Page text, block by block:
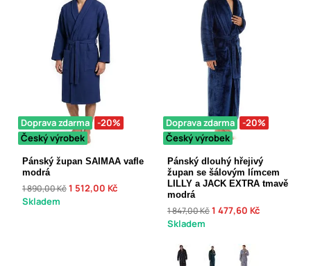
Doprava zdarma
-20%
Český výrobek
Pánský župan SAIMAA vafle
modrá
1 890,00 Kč1 512,00 Kč
Skladem
Doprava zdarma
-20%
Český výrobek
Pánský dlouhý hřejivý
župan se šálovým límcem
LILLY a JACK EXTRA tmavě
modrá
1 847,00 Kč1 477,60 Kč
Skladem